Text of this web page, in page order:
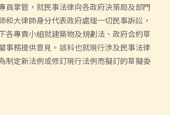
員掌管，就民事法律向各政府決策局及部門
和大律師身分代表政府處理一切民事訴訟，
各專責小組就建築物及規劃法、政府合約草
事務提供意見。該科也就現行涉及民事法律
制定新法例或修訂現行法例而擬訂的草擬委